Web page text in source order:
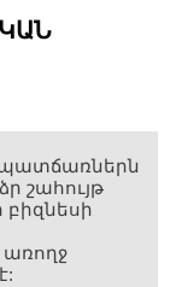
շահույթ
առողջ